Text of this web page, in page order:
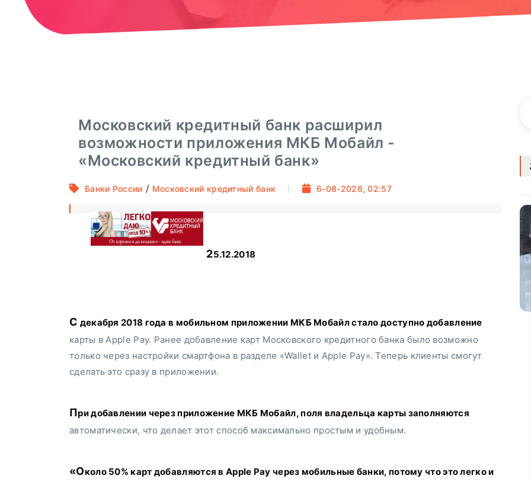
Московский кредитный банк расширил
возможности приложения МКБ Мобайл -
«Московский кредитный банк»
Банки России / Московский кредитный банк 6-08-2026, 02:57
25.12.2018
С декабря 2018 года в мобильном приложении МКБ Мобайл стало доступно добавление
карты в Apple Pay. Ранее добавление карт Московского кредитного банка было возможно
только через настройки смартфона в разделе «Wallet и Apple Pay». Теперь клиенты смогут
сделать это сразу в приложении.
При добавлении через приложение МКБ Мобайл, поля владельца карты заполняются
автоматически, что делает этот способ максимально простым и удобным.
«Около 50% карт добавляются в Apple Pay через мобильные банки, потому что это легко и